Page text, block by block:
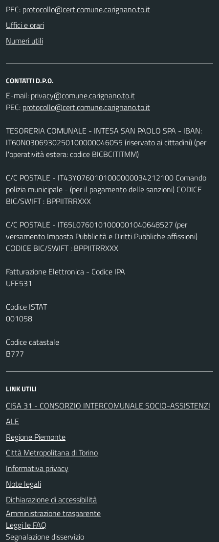
PEC:
Uffici e orari
Numeri utili
CONTATTI D.P.O.
E-mail:
PEC:
TESORERIA COMUNALE - INTESA SAN PAOLO SPA - IBAN:
IT60N0306930250100000046055 (riservato ai cittadini) (per
l'operatività estera: codice BICBCITITMM)
C/C POSTALE - IT43Y0760101000000034212100 Comando
polizia municipale - (per il pagamento delle sanzioni) CODICE
BIC/SWIFT : BPPIITRRXXX
C/C POSTALE - IT65L0760101000001040648527 (per
versamento Imposta Pubblicità e Diritti Pubbliche affissioni)
CODICE BIC/SWIFT : BPPIITRRXXX
Fatturazione Elettronica - Codice IPA
UFE531
Codice ISTAT
001058
Codice catastale
B777
LINK UTILI
CISA 31 - CONSORZIO INTERCOMUNALE SOCIO-ASSISTENZI
ALE
Regione Piemonte
Città Metropolitana di Torino
Informativa privacy
Note legali
Dichiarazione di accessibilità
Amministrazione trasparente
Leggi le FAQ
Segnalazione disservizio